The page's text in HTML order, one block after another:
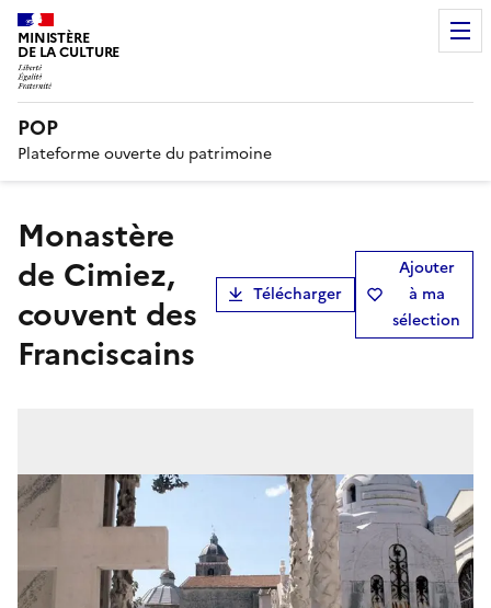
MINISTÈRE
DE LA CULTURE
POP
Plateforme ouverte du patrimoine
monastère
de Cimiez,
couvent des
Franciscains
Télécharger
Ajouter
à ma
sélection